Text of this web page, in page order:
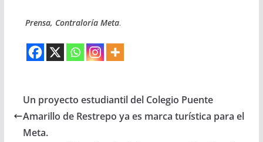
Prensa, Contraloría Meta.
Un proyecto estudiantil del Colegio Puente
Amarillo de Restrepo ya es marca turística para el
Meta.